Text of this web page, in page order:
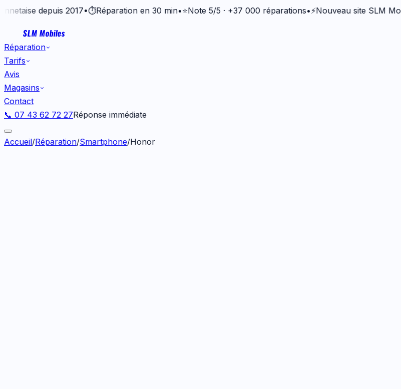
depuis 2017 •⏱️Réparation en 30 min• ⭐Note 5/5 · +37 000 réparations•⚡Nouveau site SLM Mobiles
SLM Mobiles
Réparation
Tarifs
Avis
Magasins
Contact
📞 07 43 62 72 27Réponse immédiate
Accueil/Réparation/Smartphone/Honor